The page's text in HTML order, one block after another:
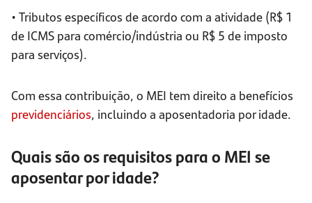
• Tributos específicos de acordo com a atividade (R$ 1
de ICMS para comércio/indústria ou R$ 5 de imposto
para serviços).
Com essa contribuição, o MEI tem direito a benefícios
previdenciários, incluindo a aposentadoria por idade.
Quais são os requisitos para o MEI se
aposentar por idade?